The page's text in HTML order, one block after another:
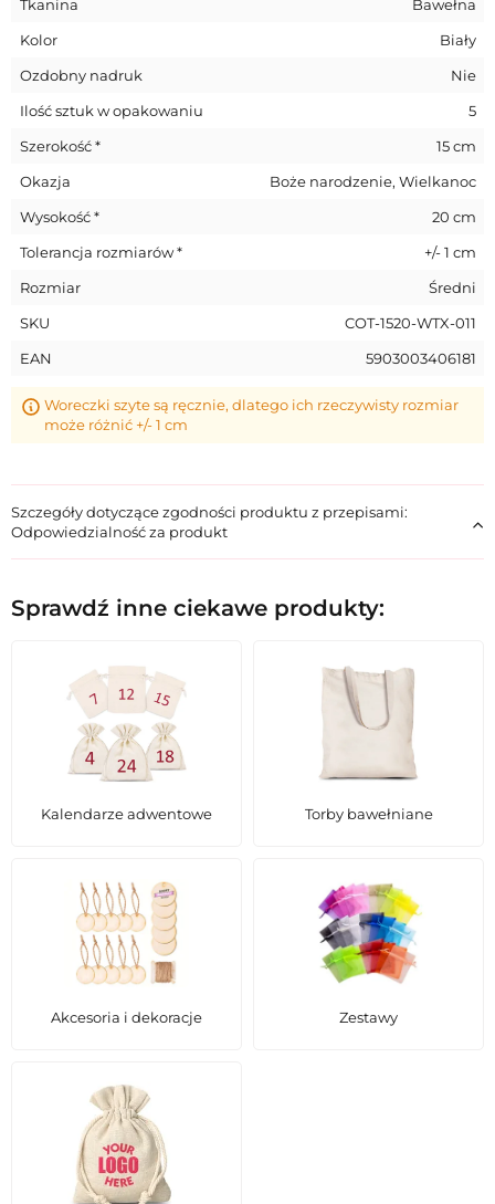
Tkanina
Bawełna
Kolor
Biały
Ozdobny nadruk
Nie
Ilość sztuk w opakowaniu
5
Szerokość *
15 cm
Okazja
Boże narodzenie, Wielkanoc
Wysokość *
20 cm
Tolerancja rozmiarów *
+/- 1 cm
Rozmiar
Średni
SKU
COT-1520-WTX-011
EAN
5903003406181
Woreczki szyte są ręcznie, dlatego ich rzeczywisty rozmiar
może różnić +/- 1 cm
Szczegóły dotyczące zgodności produktu z przepisami:
Odpowiedzialność za produkt
Sprawdź inne ciekawe produkty:
Kalendarze adwentowe Torby bawełniane
Akcesoria i dekoracje Zestawy